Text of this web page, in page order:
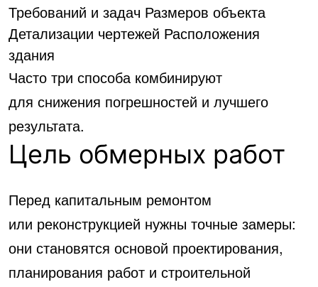
Требований и задач Размеров объекта
Детализации чертежей Расположения
здания
Часто три способа комбинируют
для снижения погрешностей и лучшего
результата.
Цель обмерных работ
Перед капитальным ремонтом
или реконструкцией нужны точные замеры:
они становятся основой проектирования,
планирования работ и строительной